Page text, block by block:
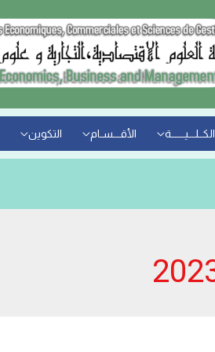
الكــلـــيــــــة الأقـــسـام التكوين